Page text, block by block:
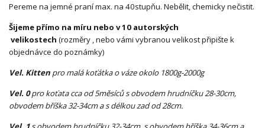
Pereme na jemné praní max. na 40stupňu. Nebělit, chemicky nečistit.
Šijeme přímo na míru nebo v 10 autorských
velikostech (rozměry , nebo vámi vybranou velikost připište k
objednávce do poznámky)
Vel. Kitten pro malá koťátka o váze okolo 1800g-2000g
Vel. 0pro koťata cca od 5měsíců s obvodem hrudníčku 28-30cm,
obvodem bříška 32-34cm a s délkou zad od 28cm.